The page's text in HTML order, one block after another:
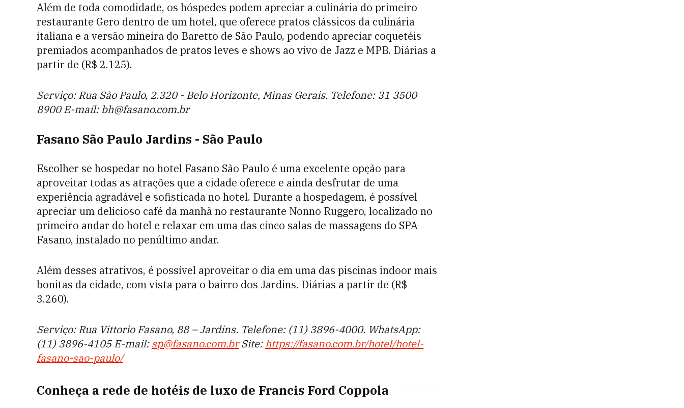
Além de toda comodidade, os hóspedes podem apreciar a culinária do primeiro
restaurante Gero dentro de um hotel, que oferece pratos clássicos da culinária
italiana e a versão mineira do Baretto de São Paulo, podendo apreciar coquetéis
premiados acompanhados de pratos leves e shows ao vivo de Jazz e MPB. Diárias a
partir de (R$ 2.125).
Serviço: Rua São Paulo, 2.320 - Belo Horizonte, Minas Gerais. Telefone: 31 3500
8900 E-mail: bh@fasano.com.br
Fasano São Paulo Jardins - São Paulo
Escolher se hospedar no hotel Fasano São Paulo é uma excelente opção para
aproveitar todas as atrações que a cidade oferece e ainda desfrutar de uma
experiência agradável e sofisticada no hotel. Durante a hospedagem, é possível
apreciar um delicioso café da manhã no restaurante Nonno Ruggero, localizado no
primeiro andar do hotel e relaxar em uma das cinco salas de massagens do SPA
Fasano, instalado no penúltimo andar.
Além desses atrativos, é possível aproveitar o dia em uma das piscinas indoor mais
bonitas da cidade, com vista para o bairro dos Jardins. Diárias a partir de (R$
3.260).
Serviço: Rua Vittorio Fasano, 88 – Jardins. Telefone: (11) 3896-4000. WhatsApp:
(11) 3896-4105 E-mail:sp@fasano.com.brSite:https://fasano.com.br/hotel/hotel-
fasano-sao-paulo/
Conheça a rede de hotéis de luxo de Francis Ford Coppola